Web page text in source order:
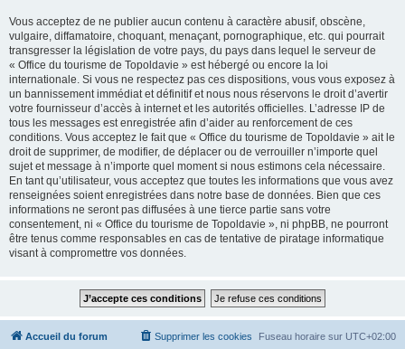
Vous acceptez de ne publier aucun contenu à caractère abusif, obscène,
vulgaire, diffamatoire, choquant, menaçant, pornographique, etc. qui pourrait
transgresser la législation de votre pays, du pays dans lequel le serveur de
« Office du tourisme de Topoldavie » est hébergé ou encore la loi
internationale. Si vous ne respectez pas ces dispositions, vous vous exposez à
un bannissement immédiat et définitif et nous nous réservons le droit d’avertir
votre fournisseur d’accès à internet et les autorités officielles. L’adresse IP de
tous les messages est enregistrée afin d’aider au renforcement de ces
conditions. Vous acceptez le fait que « Office du tourisme de Topoldavie » ait le
droit de supprimer, de modifier, de déplacer ou de verrouiller n’importe quel
sujet et message à n’importe quel moment si nous estimons cela nécessaire.
En tant qu’utilisateur, vous acceptez que toutes les informations que vous avez
renseignées soient enregistrées dans notre base de données. Bien que ces
informations ne seront pas diffusées à une tierce partie sans votre
consentement, ni « Office du tourisme de Topoldavie », ni phpBB, ne pourront
être tenus comme responsables en cas de tentative de piratage informatique
visant à compromettre vos données.
Accueil du forum Fuseau horaire sur UTC+02:00
Supprimer les cookies